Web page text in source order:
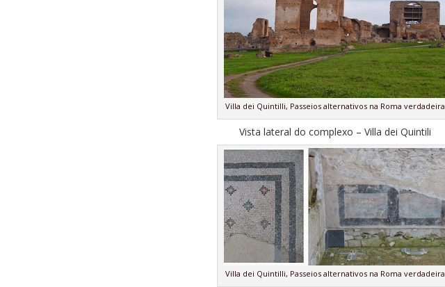
Villa dei Quintilli, Passeios alternativos na Roma verdadeira
Vista lateral do complexo – Villa dei Quintili
Villa dei Quintilli, Passeios alternativos na Roma verdadeira